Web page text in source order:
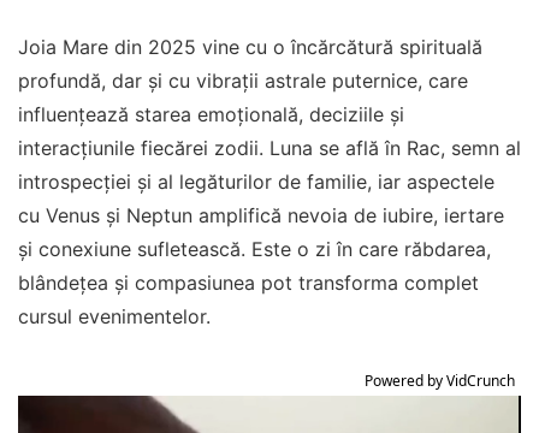
Joia Mare din 2025 vine cu o încărcătură spirituală
profundă, dar și cu vibrații astrale puternice, care
influențează starea emoțională, deciziile și
interacțiunile fiecărei zodii. Luna se află în Rac, semn al
introspecției și al legăturilor de familie, iar aspectele
cu Venus și Neptun amplifică nevoia de iubire, iertare
și conexiune sufletească. Este o zi în care răbdarea,
blândețea și compasiunea pot transforma complet
cursul evenimentelor.
Powered by VidCrunch